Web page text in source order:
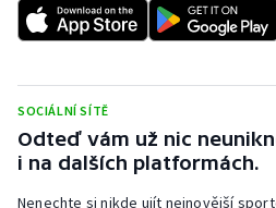
Parasport
Plavání
Plážový volejbal
SOCIÁLNÍ SÍTĚ
Odteď vám už nic
i na dalších platformách.
Nenechte si nikde ujít nejnovější